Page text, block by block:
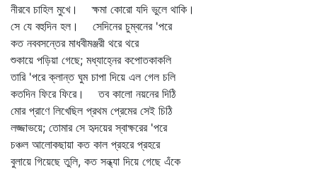
নীরবে চাহিল মুখে। ক্ষমা কোরো যদি ভুলে থাকি।
সে যে বহুদিন হল। সেদিনের চুম্বনের 'পরে
কত নববসন্তের মাধবীমঞ্জরী থরে থরে
শুকায়ে পড়িয়া গেছে; মধ্যাহ্নের কপোতকাকলি
তারি 'পরে ক্লান্ত ঘুম চাপা দিয়ে এল গেল চলি
কতদিন ফিরে ফিরে। তব কালো নয়নের দিঠি
মোর প্রাণে লিখেছিল প্রথম প্রেমের সেই চিঠি
লজ্জাভয়ে; তোমার সে হৃদয়ের স্বাক্ষরের 'পরে
চঞ্চল আলোকছায়া কত কাল প্রহরে প্রহরে
বুলায়ে গিয়েছে তুলি, কত সন্ধ্যা দিয়ে গেছে এঁকে